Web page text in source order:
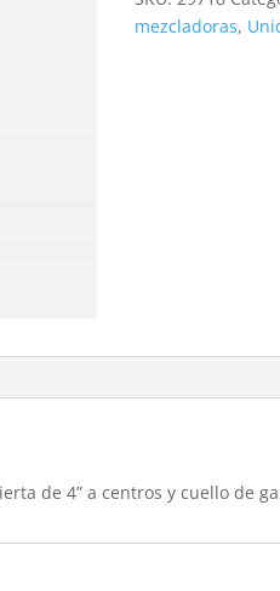
mezcladoras,
de 4” a centros y cuello de